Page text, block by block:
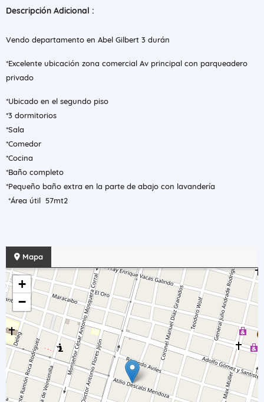
Descripción Adicional :
Vendo departamento en Abel Gilbert 3 durán
*Excelente ubicación zona comercial Av principal con parqueadero
privado
*Ubicado en el segundo piso
*3 dormitorios
*Sala
*Comedor
*Cocina
*Baño completo
*Pequeño baño extra en la parte de abajo con lavandería
*Área útil 57mt2
Mapa
+
−